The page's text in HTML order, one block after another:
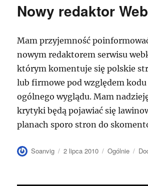
Nowy redaktor
Mam przyjemność
nowym redaktorem serwisu
którym komentuje się polskie
lub firmowe pod względem kodu
ogólnego wyglądu. Mam
krytyki będą pojawiać się
planach sporo stron do
Autor
Soanvig
Data
2 lipca 2010 Kategorie
Ogólnie